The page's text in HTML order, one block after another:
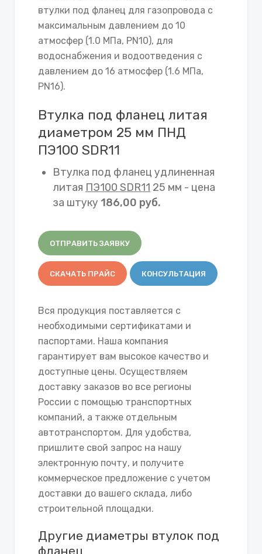
втулки под фланец для газопровода с
максимальным давлением до 10
атмосфер (1.0 МПа, PN10), для
водоснабжения и водоотведения с
давлением до 16 атмосфер (1.6 МПа,
PN16).
Втулка под фланец литая
диаметром 25 мм ПНД
ПЭ100 SDR11
Втулка под фланец удлиненная
литая ПЭ100 SDR11 25 мм - цена
за штуку 186,00 руб.
ОТПРАВИТЬ ЗАЯВКУ
СКАЧАТЬ ПРАЙС КОНСУЛЬТАЦИЯ
Вся продукция поставляется с
необходимыми сертификатами и
паспортами. Наша компания
гарантирует вам высокое качество и
доступные цены. Осуществляем
доставку заказов во все регионы
России с помощью транспортных
компаний, а также отдельным
автотранспортом. Для удобства,
пришлите свой запрос на нашу
электронную почту, и получите
коммерческое предложение с учетом
доставки до вашего склада, либо
строительной площадки.
Другие диаметры втулок под
фланец